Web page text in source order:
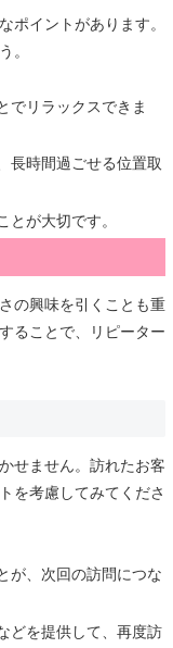
ポイントがあります。
。
でリラックスできま
長時間過ごせる位置取
が大切です。
の興味を引くことも重
ることで、リピーター
せません。訪れたお客
を考慮してみてくださ
が、次回の訪問につな
どを提供して、再度訪